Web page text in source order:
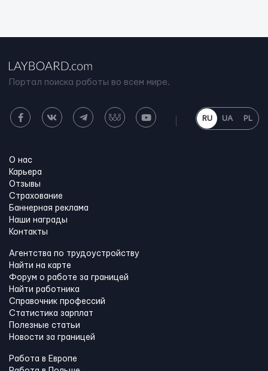
Портал поиска работы во всем мире.
RU UA PL
О нас
Карьера
Отзывы
Страхование
Баннерная реклама
Наши награды
Контакты
Агентства по трудоустройству
Найти на карте
Форум о работе за границей
Найти работника
Справочник профессий
Статистика зарплат
Полезные статьи
Новости за границей
Работа в Европе